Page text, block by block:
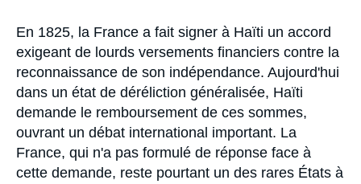
Accroche
En 1825, la France a fait signer à Haïti un accord
exigeant de lourds versements financiers contre la
reconnaissance de son indépendance. Aujourd'hui
dans un état de déréliction généralisée, Haïti
demande le remboursement de ces sommes,
ouvrant un débat international important. La
France, qui n'a pas formulé de réponse face à
cette demande, reste pourtant un des rares États à